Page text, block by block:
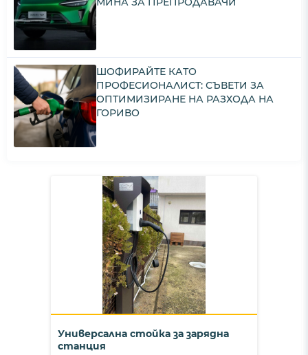
ШОФИРАЙТЕ КАТО
ПРОФЕСИОНАЛИСТ: СЪВЕТИ ЗА
ОПТИМИЗИРАНЕ НА РАЗХОДА НА
ГОРИВО
Универсална стойка за зарядна
станция